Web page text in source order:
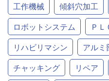
工作機械
傾斜穴加工
ロボットシステム
Ｐ
リハビリマシン
アルミ
チャッキング
リペア